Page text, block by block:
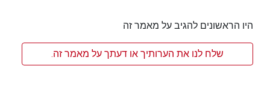
היו הראשונים להגיב על מאמר זה
שלח לנו את הערותיך או דעתך על מאמר זה.